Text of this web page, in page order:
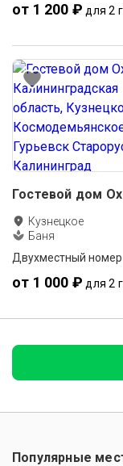
от 1 200 ₽ для 2
Гостевой дом
Кузнецкое
Баня
Двухместный номер
от 1 000 ₽ для 2
Популярные